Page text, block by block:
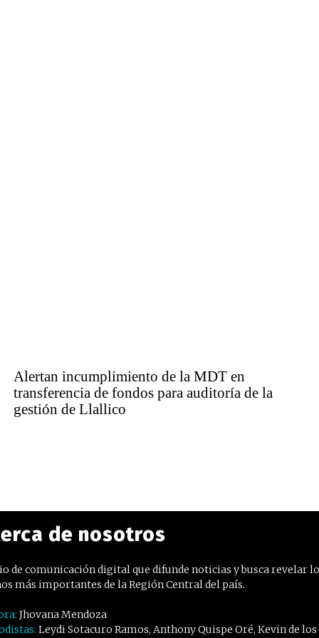
Alertan incumplimiento de la MDT en
transferencia de fondos para auditoría de la
gestión de Llallico
de nosotros
de comunicación digital que difunde noticias y busca revelar
más importantes de la Región Central del país.
Jhovana Mendoza
Leydi Sotacuro Ramos, Anthony Quispe Oré, Kevin de los